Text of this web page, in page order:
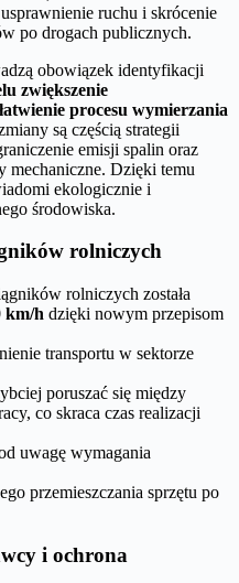
ruchu i skrócenie
po drogach publicznych.
obowiązek identyfikacji
zwiększenie
procesu wymierzania
są częścią strategii
emisji spalin oraz
mechaniczne. Dzięki temu
ekologicznie i
środowiska.
rolniczych
rolniczych została
km/h dzięki nowym przepisom
transportu w sektorze
poruszać się między
co skraca czas realizacji
uwagę wymagania
przemieszczania sprzętu po
i ochrona